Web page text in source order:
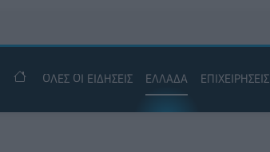
ΟΛΕΣ ΟΙ ΕΙΔΗΣΕΙΣ ΕΛΛΑΔΑ ΕΠΙΧΕΙΡΗΣΕΙΣ